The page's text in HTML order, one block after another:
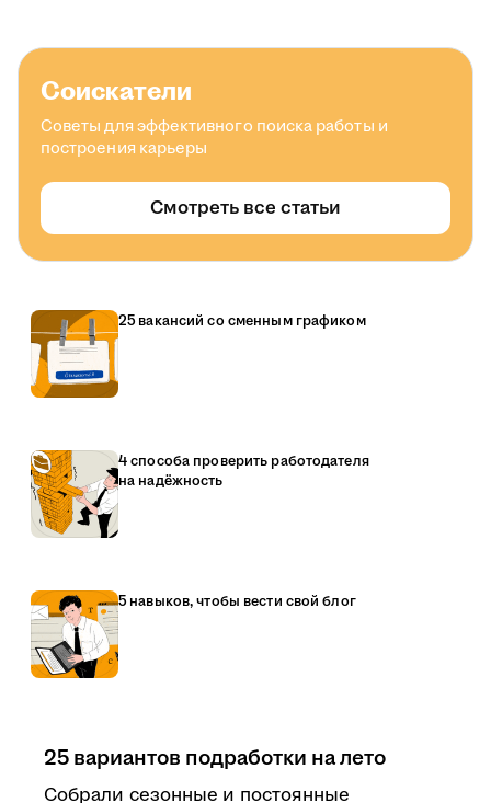
Соискатели
Советы для эффективного поиска работы и
построения карьеры
Смотреть все статьи
25 вакансий со сменным графиком
4 способа проверить работодателя
на надёжность
5 навыков, чтобы вести свой блог
25 вариантов подработки на лето
Собрали сезонные и постоянные